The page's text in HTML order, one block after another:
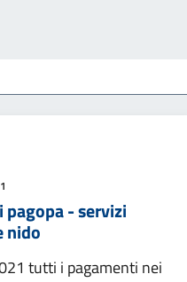
pagopa - servizi
nido
tutti i pagamenti nei